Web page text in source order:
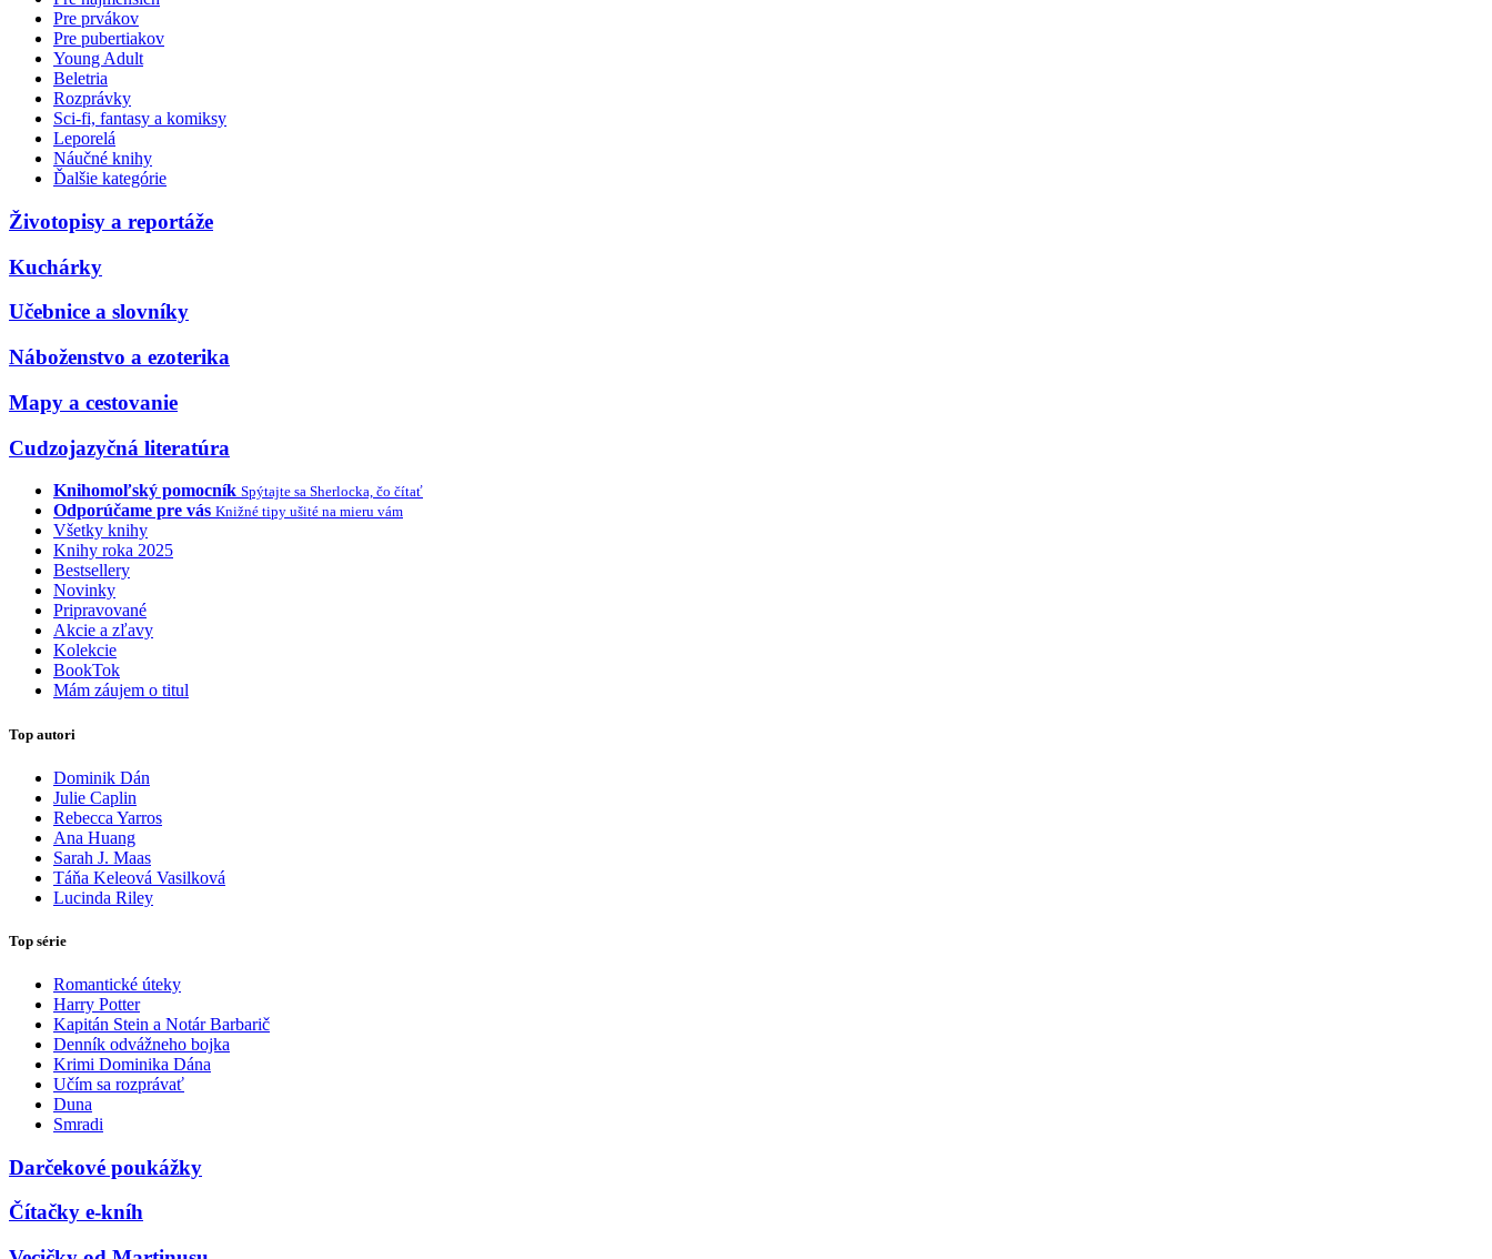
Pre prvákov
Pre pubertiakov
Young Adult
Beletria
Rozprávky
Sci-fi, fantasy a komiksy
Leporelá
Náučné knihy
Ďalšie kategórie
Životopisy a reportáže
Kuchárky
Učebnice a slovníky
Náboženstvo a ezoterika
Mapy a cestovanie
Cudzojazyčná literatúra
Knihomoľský pomocník Spýtajte sa Sherlocka, čo čítať
Odporúčame pre vás Knižné tipy ušité na mieru vám
Všetky knihy
Knihy roka 2025
Bestsellery
Novinky
Pripravované
Akcie a zľavy
Kolekcie
BookTok
Mám záujem o titul
Top autori
Dominik Dán
Julie Caplin
Rebecca Yarros
Ana Huang
Sarah J. Maas
Táňa Keleová Vasilková
Lucinda Riley
Top série
Romantické úteky
Harry Potter
Kapitán Stein a Notár Barbarič
Denník odvážneho bojka
Krimi Dominika Dána
Učím sa rozprávať
Duna
Smradi
Darčekové poukážky
Čítačky e-kníh